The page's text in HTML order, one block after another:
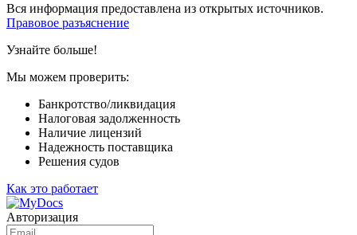
Вся информация предоставлена из открытых источников.
Правовое разъяснение
Узнайте больше!
Мы можем проверить:
Банкротство/ликвидация
Налоговая задолженность
Наличие лицензий
Надежность поставщика
Решения судов
Как это работает
Авторизация